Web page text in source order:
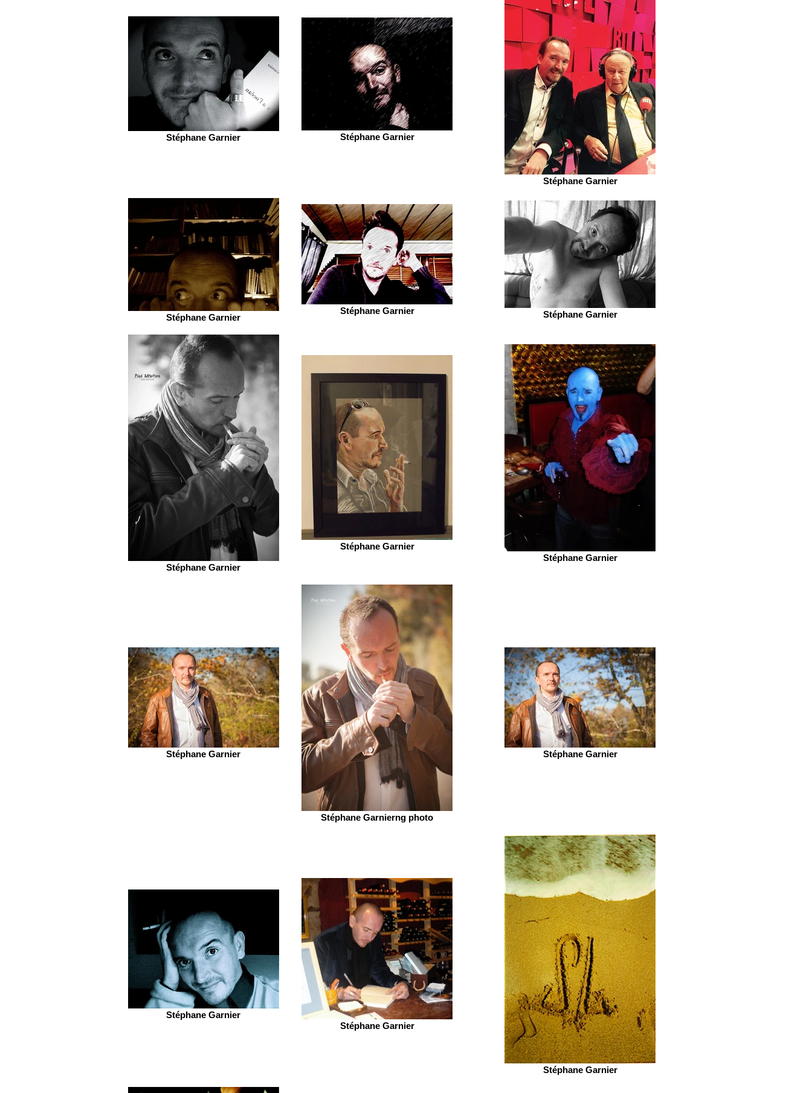
Stéphane Garnier Stéphane Garnier
Stéphane Garnier
Stéphane Garnier
Stéphane Garnier Stéphane Garnier
Stéphane Garnier
Stéphane Garnier
Stéphane Garnier
Stéphane Garnier
Stéphane Garnierng photo
Stéphane Garnier
Stéphane Garnier
Stéphane Garnier
Stéphane Garnier